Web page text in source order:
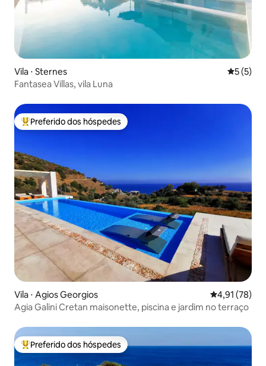
Vila ⋅ Sternes 5 de
5 (5)
Fantasea Villas, vila Luna
Entre os melhores preferidos dos hóspedes
Preferido dos hóspedes
Vila ⋅ Agios Georgios 4,91 de uma
4,91 (78)
Agia Galini Cretan maisonette, piscina e jardim no terraço
Entre os melhores preferidos dos hóspedes
Preferido dos hóspedes